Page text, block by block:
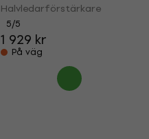
Halvledarförstärkare
5/5
1 929 kr
På väg